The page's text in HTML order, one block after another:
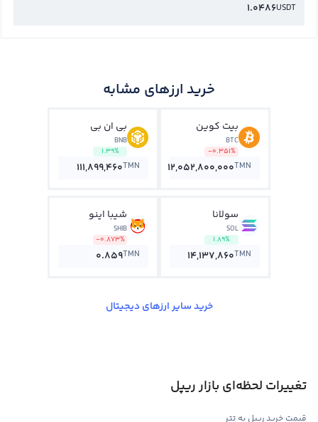
USDT
1.0486
خرید ارزهای مشابه
بیت کوین
BTC
-0.351%
12,052,800,000TMN
بی ان بی
BNB
1.39%
111,899,460TMN
سولانا
SOL
1.89%
14,137,860TMN
شیبا اینو
SHIB
-0.873%
0.859TMN
خرید سایر ارزهای دیجیتال
تغییرات لحظه‌ای بازار ریپل
قیمت خرید ریپل به تتر